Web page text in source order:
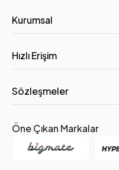
Kurumsal
Hızlı Erişim
Sözleşmeler
Öne Çıkan Markalar